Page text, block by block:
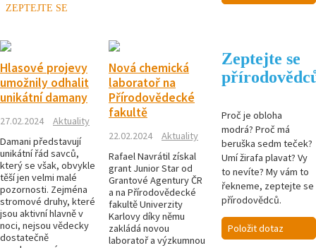
ZEPTEJTE SE
Hlasové projevy
umožnily odhalit
unikátní damany
27.02.2024
Aktuality
Damani představují
unikátní řád savců,
který se však, obvykle
těší jen velmi malé
pozornosti. Zejména
stromové druhy, které
jsou aktivní hlavně v
noci, nejsou vědecky
dostatečně
Nová chemická
laboratoř na
Přírodovědecké
fakultě
22.02.2024
Aktuality
Rafael Navrátil získal
grant Junior Star od
Grantové Agentury ČR
a na Přírodovědecké
fakultě Univerzity
Karlovy díky němu
zakládá novou
laboratoř a výzkumnou
Zeptejte se
Proč je obloha
modrá? Proč má
beruška sedm teček?
Umí žirafa plavat? Vy
to nevíte? My vám to
řekneme, zeptejte se
přírodovědců.
Položit dotaz